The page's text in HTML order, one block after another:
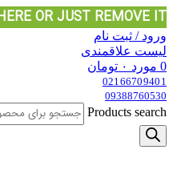
OR JUST REMOVE IT…
ورود / ثبت نام
لیست علاقمندی
0 مورد ۰ تومان
02166709401
09388760530
Products search